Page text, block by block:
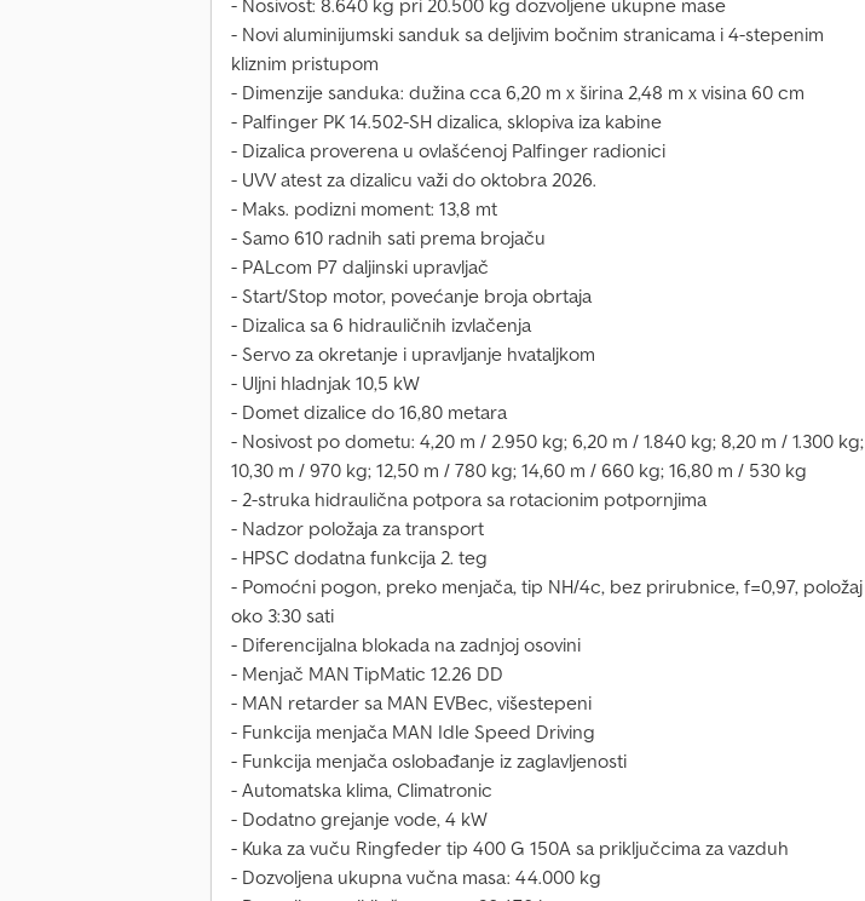
- Nosivost: 8.640 kg pri 20.500 kg dozvoljene ukupne mase
- Novi aluminijumski sanduk sa deljivim bočnim stranicama i 4-stepenim
kliznim pristupom
- Dimenzije sanduka: dužina cca 6,20 m x širina 2,48 m x visina 60 cm
- Palfinger PK 14.502-SH dizalica, sklopiva iza kabine
- Dizalica proverena u ovlašćenoj Palfinger radionici
- UVV atest za dizalicu važi do oktobra 2026.
- Maks. podizni moment: 13,8 mt
- Samo 610 radnih sati prema brojaču
- PALcom P7 daljinski upravljač
- Start/Stop motor, povećanje broja obrtaja
- Dizalica sa 6 hidrauličnih izvlačenja
- Servo za okretanje i upravljanje hvataljkom
- Uljni hladnjak 10,5 kW
- Domet dizalice do 16,80 metara
- Nosivost po dometu: 4,20 m / 2.950 kg; 6,20 m / 1.840 kg; 8,20 m / 1.300 kg;
10,30 m / 970 kg; 12,50 m / 780 kg; 14,60 m / 660 kg; 16,80 m / 530 kg
- 2-struka hidraulična potpora sa rotacionim potpornjima
- Nadzor položaja za transport
- HPSC dodatna funkcija 2. teg
- Pomoćni pogon, preko menjača, tip NH/4c, bez prirubnice, f=0,97, položaj
oko 3:30 sati
- Diferencijalna blokada na zadnjoj osovini
- Menjač MAN TipMatic 12.26 DD
- MAN retarder sa MAN EVBec, višestepeni
- Funkcija menjača MAN Idle Speed Driving
- Funkcija menjača oslobađanje iz zaglavljenosti
- Automatska klima, Climatronic
- Dodatno grejanje vode, 4 kW
- Kuka za vuču Ringfeder tip 400 G 150A sa priključcima za vazduh
- Dozvoljena ukupna vučna masa: 44.000 kg